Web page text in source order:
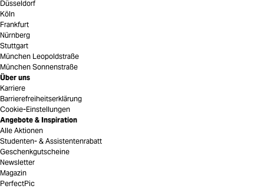
Düsseldorf
Köln
Frankfurt
Nürnberg
Stuttgart
München Leopoldstraße
München Sonnenstraße
Über uns
Karriere
Barrierefreiheitserklärung
Cookie-Einstellungen
Angebote & Inspiration
Alle Aktionen
Studenten- & Assistentenrabatt
Geschenkgutscheine
Newsletter
Magazin
PerfectPic